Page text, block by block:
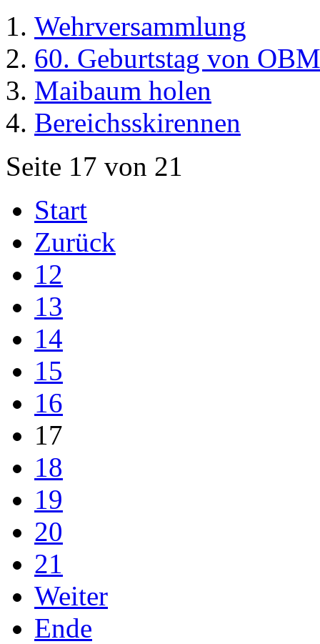
Wehrversammlung
60. Geburtstag von
Maibaum holen
Bereichsskirennen
Seite 17 von 21
Start
Zurück
12
13
14
15
16
17
18
19
20
21
Weiter
Ende